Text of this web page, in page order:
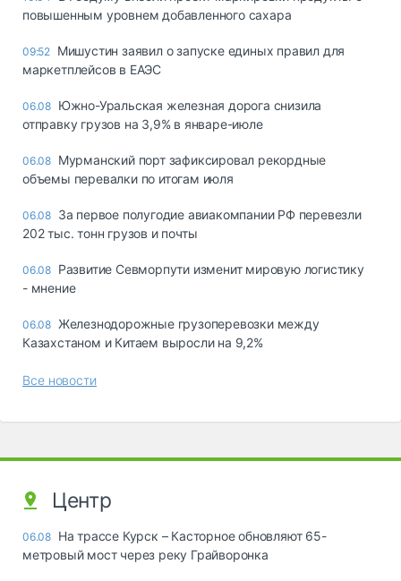
повышенным уровнем добавленного сахара
09:52 Мишустин заявил о запуске единых правил для
маркетплейсов в ЕАЭС
06.08 Южно-Уральская железная дорога снизила
отправку грузов на 3,9% в январе-июле
06.08 Мурманский порт зафиксировал рекордные
объемы перевалки по итогам июля
06.08 За первое полугодие авиакомпании РФ перевезли
202 тыс. тонн грузов и почты
06.08 Развитие Севморпути изменит мировую логистику
- мнение
06.08 Железнодорожные грузоперевозки между
Казахстаном и Китаем выросли на 9,2%
Все новости
Центр
06.08 На трассе Курск – Касторное обновляют 65-
метровый мост через реку Грайворонка